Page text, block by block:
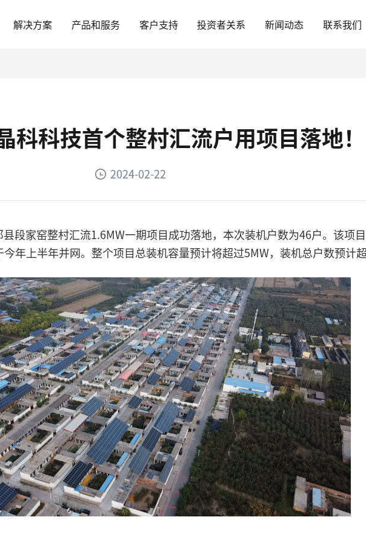
解决方案 产品和服务 客户支持 投资者关系 新闻动态 联系我们
科科技首个整村汇流户用项目落地！
2024-02-22
段家窑整村汇流1.6MW一期项目成功落地，本次装机户数为46户。该项
年上半年并网。整个项目总装机容量预计将超过5MW，装机总户数预计超